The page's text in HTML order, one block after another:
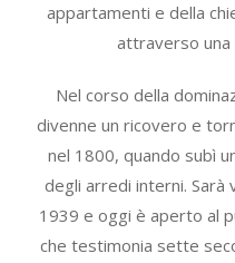
appartamenti e della
attraverso una
Nel corso della
divenne un ricovero e
nel 1800, quando subì
degli arredi interni. Sarà
1939 e oggi è aperto al
che testimonia sette